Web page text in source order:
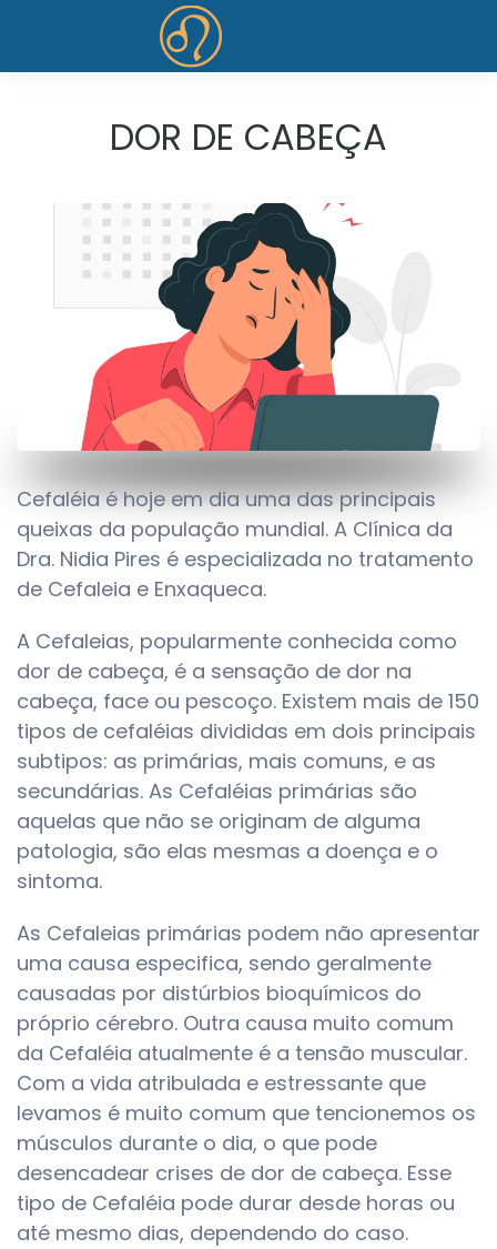
Skip to main content
DOR DE CABEÇA
Cefaléia é hoje em dia uma das principais
queixas da população mundial. A Clínica da
Dra. Nidia Pires é especializada no tratamento
de Cefaleia e Enxaqueca.
A Cefaleias, popularmente conhecida como
dor de cabeça, é a sensação de dor na
cabeça, face ou pescoço. Existem mais de 150
tipos de cefaléias divididas em dois principais
subtipos: as primárias, mais comuns, e as
secundárias. As Cefaléias primárias são
aquelas que não se originam de alguma
patologia, são elas mesmas a doença e o
sintoma.
As Cefaleias primárias podem não apresentar
uma causa especifica, sendo geralmente
causadas por distúrbios bioquímicos do
próprio cérebro. Outra causa muito comum
da Cefaléia atualmente é a tensão muscular.
Com a vida atribulada e estressante que
levamos é muito comum que tencionemos os
músculos durante o dia, o que pode
desencadear crises de dor de cabeça. Esse
tipo de Cefaléia pode durar desde horas ou
até mesmo dias, dependendo do caso.